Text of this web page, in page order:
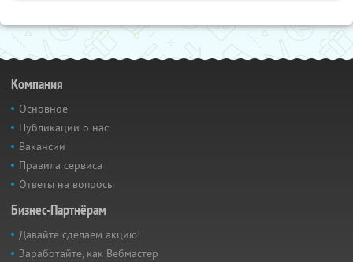
Компания
Основное
Публикации о нас
Вакансии
Правила сервиса
Ответы на вопросы
Бизнес-Партнёрам
Давайте сделаем акцию!
Заработайте, как Вебмастер